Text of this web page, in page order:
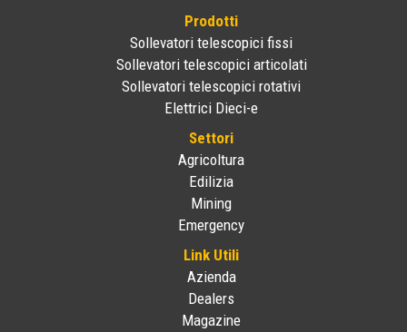
Prodotti
Sollevatori telescopici fissi
Sollevatori telescopici articolati
Sollevatori telescopici rotativi
Elettrici Dieci-e
Settori
Agricoltura
Edilizia
Mining
Emergency
Link Utili
Azienda
Dealers
Magazine